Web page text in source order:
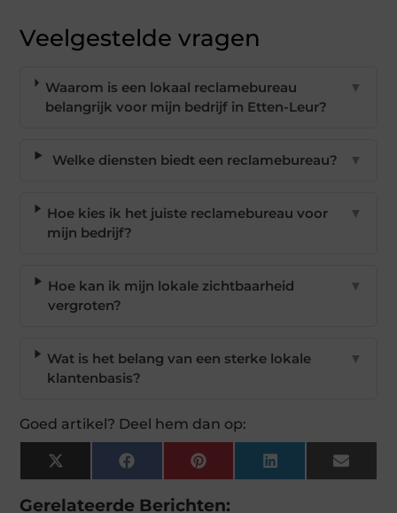
Veelgestelde vragen
Waarom is een lokaal reclamebureau
belangrijk voor mijn bedrijf in Etten-Leur?
▼
Welke diensten biedt een reclamebureau? ▼
Hoe kies ik het juiste reclamebureau voor
mijn bedrijf?
▼
Hoe kan ik mijn lokale zichtbaarheid
vergroten?
▼
Wat is het belang van een sterke lokale
klantenbasis?
▼
Goed artikel? Deel hem dan op:
X
(Twitter)
FacebookPinterest LinkedIn Email
Gerelateerde Berichten: